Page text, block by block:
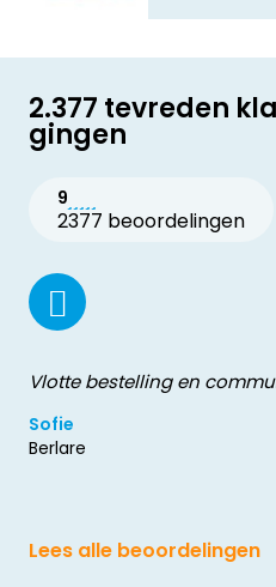
2.377 tevreden
gingen
9
2377 beoordelingen
Vlotte bestelling en
Sofie
Berlare
Lees alle beoordelingen